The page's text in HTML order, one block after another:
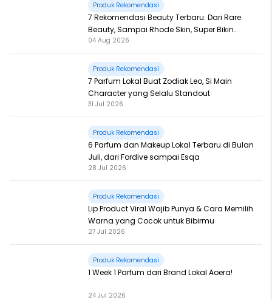
Produk Rekomendasi
7 Rekomendasi Beauty Terbaru: Dari Rare
Beauty, Sampai Rhode Skin, Super Bikin
Fomo
04 Aug 2026
Produk Rekomendasi
7 Parfum Lokal Buat Zodiak Leo, Si Main
Character yang Selalu Standout
31 Jul 2026
Produk Rekomendasi
6 Parfum dan Makeup Lokal Terbaru di Bulan
Juli, dari Fordive sampai Esqa
28 Jul 2026
Produk Rekomendasi
Lip Product Viral Wajib Punya & Cara Memilih
Warna yang Cocok untuk Bibirmu
27 Jul 2026
Produk Rekomendasi
1 Week 1 Parfum dari Brand Lokal Aoera!
24 Jul 2026